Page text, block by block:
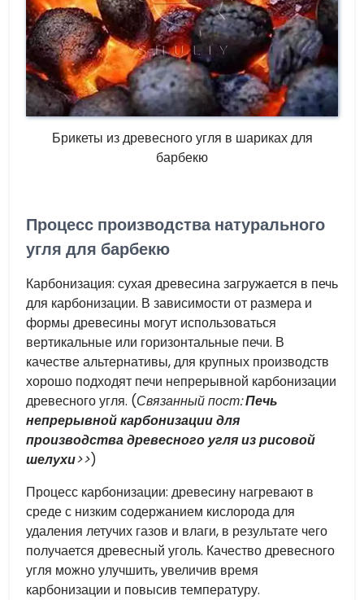
Брикеты из древесного угля в шариках для
барбекю
Процесс производства натурального
угля для барбекю
Карбонизация: сухая древесина загружается в печь
для карбонизации. В зависимости от размера и
формы древесины могут использоваться
вертикальные или горизонтальные печи. В
качестве альтернативы, для крупных производств
хорошо подходят печи непрерывной карбонизации
древесного угля. (Связанный пост:Печь
непрерывной карбонизации для
производства древесного угля из рисовой
шелухи>>)
Процесс карбонизации: древесину нагревают в
среде с низким содержанием кислорода для
удаления летучих газов и влаги, в результате чего
получается древесный уголь. Качество древесного
угля можно улучшить, увеличив время
карбонизации и повысив температуру.